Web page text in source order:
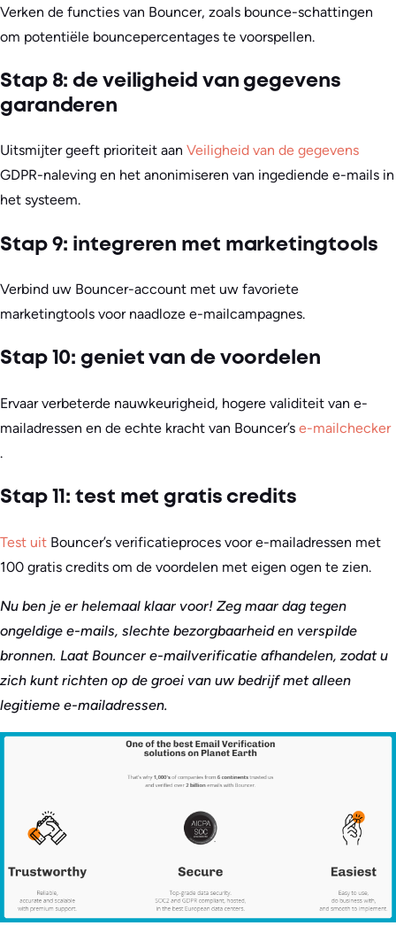
Verken de functies van Bouncer, zoals bounce-schattingen
om potentiële bouncepercentages te voorspellen.
Stap 8: de veiligheid van gegevens
garanderen
Uitsmijter geeft prioriteit aan Veiligheid van de gegevens
GDPR-naleving en het anonimiseren van ingediende e-mails in
het systeem.
Stap 9: integreren met marketingtools
Verbind uw Bouncer-account met uw favoriete
marketingtools voor naadloze e-mailcampagnes.
Stap 10: geniet van de voordelen
Ervaar verbeterde nauwkeurigheid, hogere validiteit van e-
mailadressen en de echte kracht van Bouncer’s e-mailchecker
.
Stap 11: test met gratis credits
Test uit Bouncer’s verificatieproces voor e-mailadressen met
100 gratis credits om de voordelen met eigen ogen te zien.
Nu ben je er helemaal klaar voor! Zeg maar dag tegen
ongeldige e-mails, slechte bezorgbaarheid en verspilde
bronnen. Laat Bouncer e-mailverificatie afhandelen, zodat u
zich kunt richten op de groei van uw bedrijf met alleen
legitieme e-mailadressen.